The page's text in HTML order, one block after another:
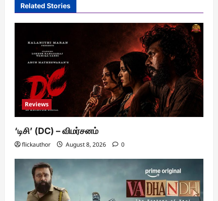
Related Stories
Reviews
‘டிசி’ (DC) – விமர்சனம்
flickauthor August 8, 2026 0